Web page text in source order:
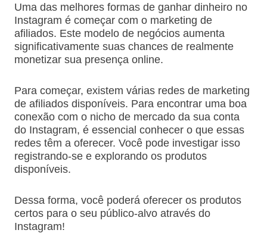
Uma das melhores formas de ganhar dinheiro no
Instagram é começar com o marketing de
afiliados. Este modelo de negócios aumenta
significativamente suas chances de realmente
monetizar sua presença online.
Para começar, existem várias redes de marketing
de afiliados disponíveis. Para encontrar uma boa
conexão com o nicho de mercado da sua conta
do Instagram, é essencial conhecer o que essas
redes têm a oferecer. Você pode investigar isso
registrando-se e explorando os produtos
disponíveis.
Dessa forma, você poderá oferecer os produtos
certos para o seu público-alvo através do
Instagram!